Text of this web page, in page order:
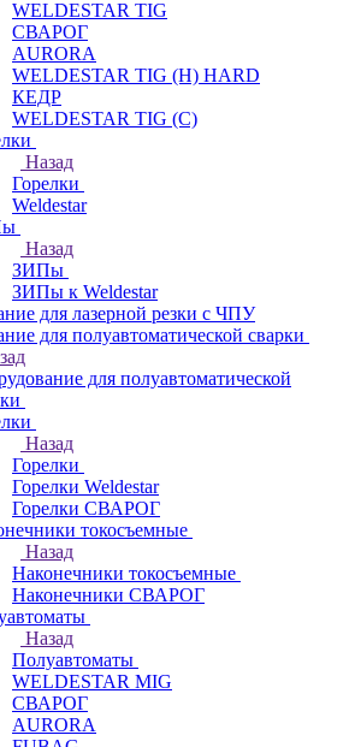
WELDESTAR TIG
СВАРОГ
AURORA
WELDESTAR TIG (H) HARD
КЕДР
WELDESTAR TIG (С)
Назад
Горелки
Weldestar
Назад
ЗИПы
ЗИПы к Weldestar
для лазерной резки с ЧПУ
для полуавтоматической сварки
для полуавтоматической
Назад
Горелки
Горелки Weldestar
Горелки СВАРОГ
токосъемные
Назад
Наконечники токосъемные
Наконечники СВАРОГ
Назад
Полуавтоматы
WELDESTAR MIG
СВАРОГ
AURORA